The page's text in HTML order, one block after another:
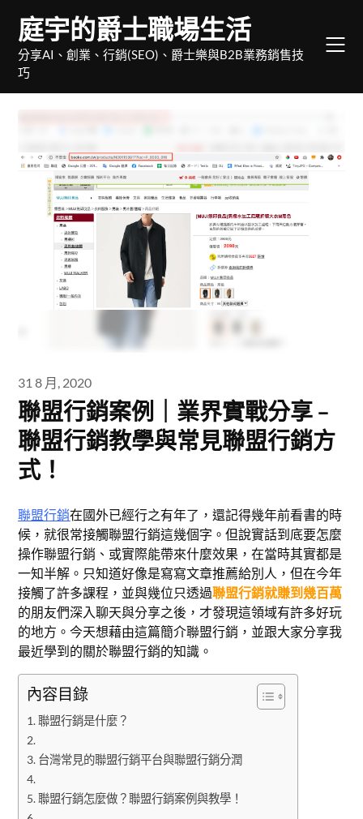
content
庭宇的爵士職場生活
分享AI、創業、行銷(SEO)、爵士樂與B2B業務銷售技
巧
31 8 月, 2020
聯盟行銷案例｜業界實戰分享 –
聯盟行銷教學與常見聯盟行銷方
式！
聯盟行銷在國外已經行之有年了，還記得幾年前看書的時
候，就很常接觸聯盟行銷這幾個字。但說實話到底要怎麼
操作聯盟行銷、或實際能帶來什麼效果，在當時其實都是
一知半解。只知道好像是寫寫文章推薦給別人，但在今年
接觸了許多課程，並與幾位只透過聯盟行銷就賺到幾百萬
的朋友們深入聊天與分享之後，才發現這領域有許多好玩
的地方。今天想藉由這篇簡介聯盟行銷，並跟大家分享我
最近學到的關於聯盟行銷的知識。
內容目錄
聯盟行銷是什麼？
台灣常見的聯盟行銷平台與聯盟行銷分潤
聯盟行銷怎麼做？聯盟行銷案例與教學！